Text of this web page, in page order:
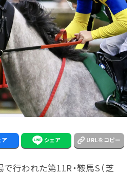
ア シェア URLをコピー
行われた第11R・鞍馬S（芝